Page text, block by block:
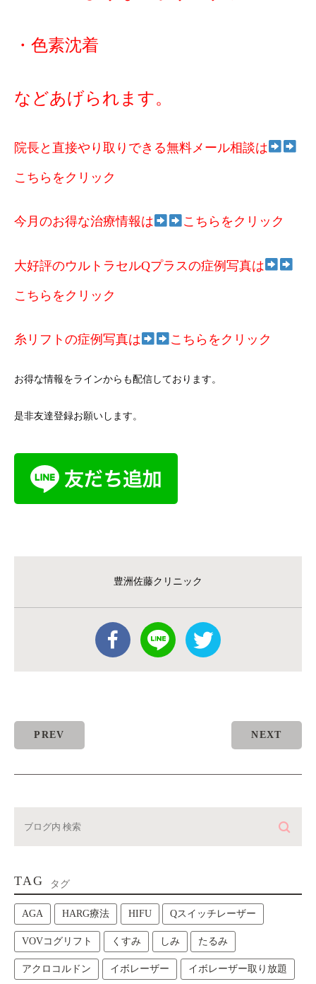
・色素沈着
などあげられます。
院長と直接やり取りできる無料メール相談は
こちらをクリック
今月のお得な治療情報は こちらをクリック
大好評のウルトラセルQプラスの症例写真は
こちらをクリック
糸リフトの症例写真は こちらをクリック
お得な情報をラインからも配信しております。
是非友達登録お願いします。
豊洲佐藤クリニック
PREV NEXT
TAG タグ
AGA HARG療法 HIFU Qスイッチレーザー
VOVコグリフト くすみ しみ たるみ
アクロコルドン イボレーザー イボレーザー取り放題